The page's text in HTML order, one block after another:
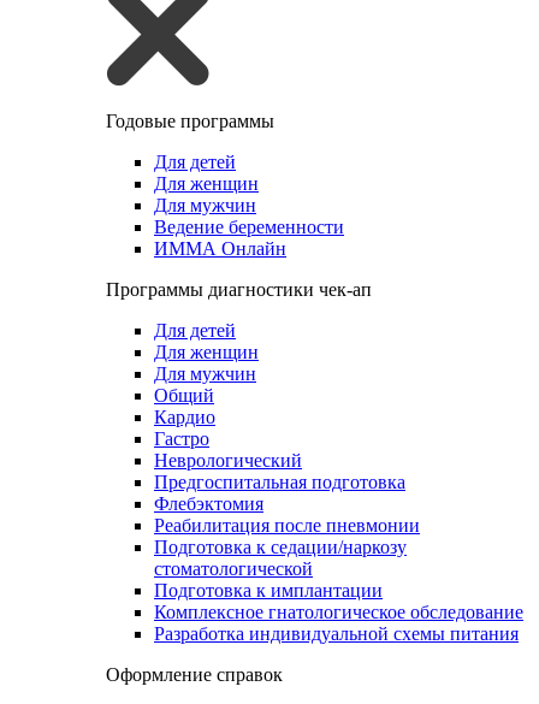
Годовые программы
Для детей
Для женщин
Для мужчин
Ведение беременности
ИММА Онлайн
Программы диагностики чек-ап
Для детей
Для женщин
Для мужчин
Общий
Кардио
Гастро
Неврологический
Предгоспитальная подготовка
Флебэктомия
Реабилитация после пневмонии
Подготовка к седации/наркозу
стоматологической
Подготовка к имплантации
Комплексное гнатологическое обследование
Разработка индивидуальной схемы питания
Оформление справок